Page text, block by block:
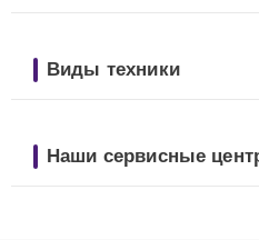
Виды техники
Наши сервисные